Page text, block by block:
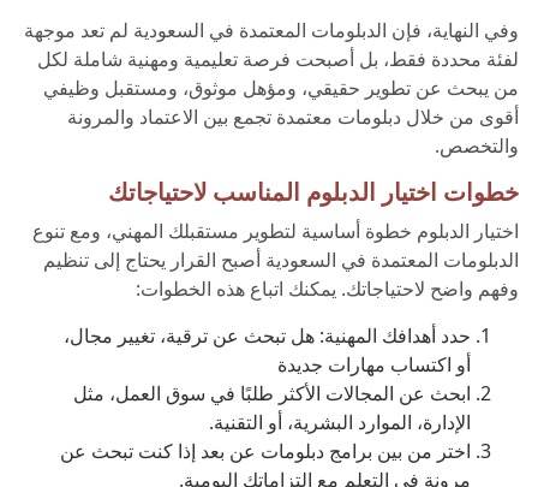
وفي النهاية، فإن الدبلومات المعتمدة في السعودية لم تعد موجهة
لفئة محددة فقط، بل أصبحت فرصة تعليمية ومهنية شاملة لكل
من يبحث عن تطوير حقيقي، ومؤهل موثوق، ومستقبل وظيفي
أقوى من خلال دبلومات معتمدة تجمع بين الاعتماد والمرونة
والتخصص.
خطوات اختيار الدبلوم المناسب لاحتياجاتك
اختيار الدبلوم خطوة أساسية لتطوير مستقبلك المهني، ومع تنوع
الدبلومات المعتمدة في السعودية أصبح القرار يحتاج إلى تنظيم
وفهم واضح لاحتياجاتك. يمكنك اتباع هذه الخطوات:
حدد أهدافك المهنية: هل تبحث عن ترقية، تغيير مجال،
أو اكتساب مهارات جديدة
ابحث عن المجالات الأكثر طلبًا في سوق العمل، مثل
الإدارة، الموارد البشرية، أو التقنية.
اختر من بين برامج دبلومات عن بعد إذا كنت تبحث عن
مرونة في التعلم مع التزاماتك اليومية.